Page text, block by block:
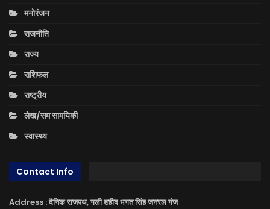
मनोरंजन
राजनीति
राज्य
राशिफल
राष्ट्रीय
लेख/सम सामयिकी
स्वास्थ्य
Contact Info
Address : दैनिक राजपथ, गली शहीद भगत सिंह जनरल गंज